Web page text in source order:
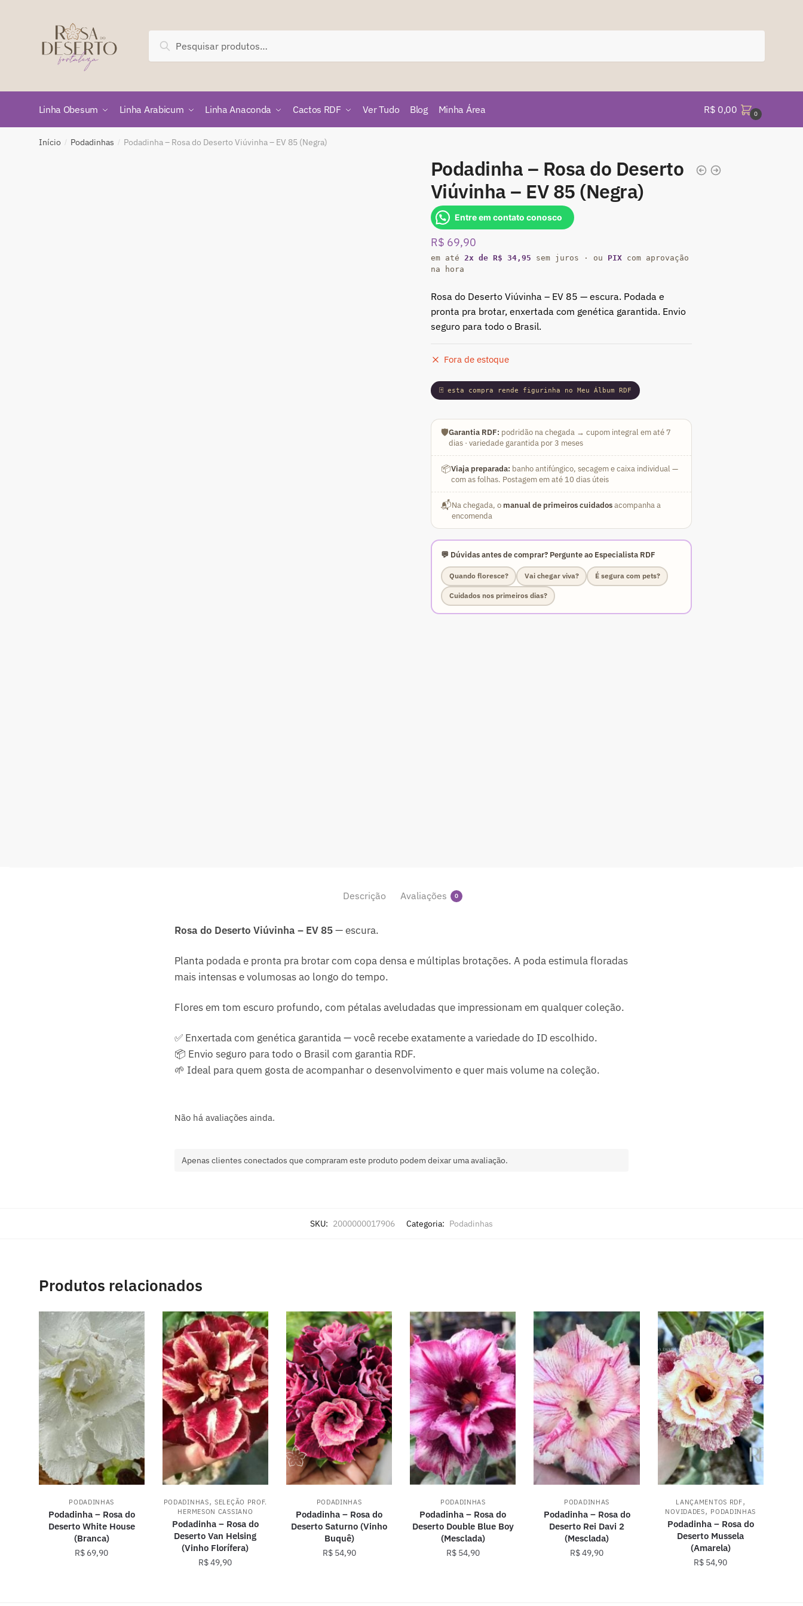
por:
Pesquisar
Linha Obesum Linha Arabicum Linha Anaconda Cactos RDF Ver Tudo Blog Minha Área R$ 0,00 0
Início / Podadinhas / Podadinha – Rosa do Deserto Viúvinha – EV 85 (Negra)
Podadinha – Rosa do Deserto
Viúvinha – EV 85 (Negra)
Entre em contato conosco
R$ 69,90
em até 2x de R$ 34,95 sem juros · ou PIXcom aprovação
na hora
Rosa do Deserto Viúvinha – EV 85 — escura. Podada e
pronta pra brotar, enxertada com genética garantida. Envio
seguro para todo o Brasil.
Fora de estoque
🃏 esta compra rende figurinha no Meu Álbum RDF
🛡️Garantia RDF: podridão na chegada → cupom integral em até 7
dias · variedade garantida por 3 meses
📦Viaja preparada: banho antifúngico, secagem e caixa individual —
com as folhas. Postagem em até 10 dias úteis
📬Na chegada, o manual de primeiros cuidadosacompanha a
encomenda
💬 Dúvidas antes de comprar? Pergunte ao Especialista RDF
Quando floresce? Vai chegar viva? É segura com pets?
Cuidados nos primeiros dias?
Descrição Avaliações 0
Rosa do Deserto Viúvinha – EV 85— escura.
Planta podada e pronta pra brotar com copa densa e múltiplas brotações. A poda estimula floradas
mais intensas e volumosas ao longo do tempo.
Flores em tom escuro profundo, com pétalas aveludadas que impressionam em qualquer coleção.
✅ Enxertada com genética garantida — você recebe exatamente a variedade do ID escolhido.
📦 Envio seguro para todo o Brasil com garantia RDF.
🌱 Ideal para quem gosta de acompanhar o desenvolvimento e quer mais volume na coleção.
Não há avaliações ainda.
Apenas clientes conectados que compraram este produto podem deixar uma avaliação.
SKU: 2000000017906 Categoria: Podadinhas
Produtos relacionados
PODADINHAS
Podadinha – Rosa do
Deserto White House
(Branca)
R$ 69,90
PODADINHAS,SELEÇÃO PROF.
HERMESON CASSIANO
Podadinha – Rosa do
Deserto Van Helsing
(Vinho Florífera)
R$49,90
PODADINHAS
Podadinha – Rosa do
Deserto Saturno (Vinho
Buquê)
R$54,90
PODADINHAS
Podadinha – Rosa do
Deserto Double Blue Boy
(Mesclada)
R$54,90
PODADINHAS
Podadinha – Rosa do
Deserto Rei Davi 2
(Mesclada)
R$49,90
LANÇAMENTOS RDF,
NOVIDADES, PODADINHAS
Podadinha – Rosa do
Deserto Mussela
(Amarela)
R$ 54,90